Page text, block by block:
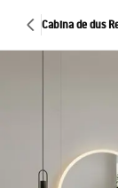
Cabina de dus